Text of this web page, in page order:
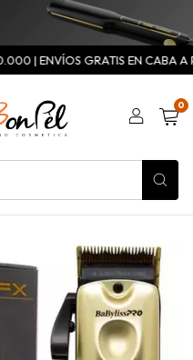
| ENVÍOS GRATIS EN CABA A
0